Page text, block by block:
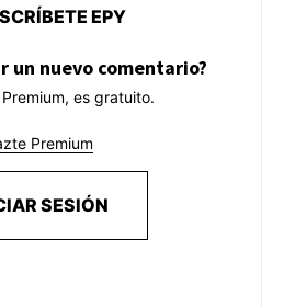
EPY
un nuevo comentario?
es gratuito.
Premium
SESIÓN